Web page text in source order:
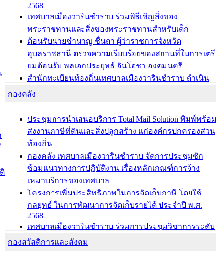
2568
เทศบาลเมืองวารินชำราบ ร่วมพิธีเชิญสิ่งของ
พระราชทานและสิ่งของพระราชทานสำหรับเด็ก
ต้อนรับนายชำนาญ ชื่นตา ผู้ว่าราชการจังหวัด
อุบลราชธานี ตรวจความเรียบร้อยของสถานที่ในการเตรี
ยมต้อนรับ พลเอกประยุทธ์ จันโอชา องคมนตรี
สำนักทะเบียนท้องถิ่นเทศบาลเมืองวารินชำราบ ดำเนิน
การมอบทะเบียนบ้าน ทร.14 และบัตรประจำตัวประชาชน
บ้าน (ท.ร.14) กรณีคนไม่มีสัญชาติไทยได้รับอนุญาตให้มี
ถิ่นที่อยู่
ประชุมคณะกรรมการประเมินผลการควบคุมภายในของ
สำนัก/กอง/โรงเรียน/ศูนย์พัฒนาเด็กเล็ก/สถานธนานุบาล
บทความ อื่นๆ ...
กองคลัง
ประชุมการนำเสนอบริการ Total Mail Solution พิมพ์พร้อม
ส่งงานภาษีที่ดินและสิ่งปลูกสร้าง แก่องค์กรปกครองส่วน
ท้องถิ่น
กองคลัง เทศบาลเมืองวารินชำราบ จัดการประชุมซัก
ซ้อมแนวทางการปฏิบัติงาน เรื่องหลักเกณฑ์การจ้าง
เหมาบริการของเทศบาล
โครงการเพิ่มประสิทธิภาพในการจัดเก็บภาษี โดยใช้
กลยุทธ์ ในการพัฒนาการจัดเก็บรายได้ ประจำปี พ.ศ.
2568
เทศบาลเมืองวารินชำราบ ร่วมการประชุมวิชาการระดับ
นานาชาติและนิทรรศการด้านนวัตกรรมท้องถิ่น 2568
กองสวัสดิการและสังคม